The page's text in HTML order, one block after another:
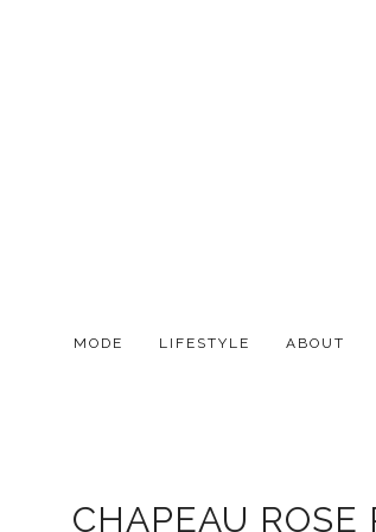
MODE LIFESTYLE ABOUT
CHAPEAU ROSE